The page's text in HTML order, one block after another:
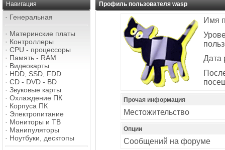
Навигация
· Генеральная
· Материнские платы
· Контроллеры
· CPU - процессоры
· Память - RAM
· Видеокарты
· HDD, SSD, FDD
· CD - DVD - BD
· Звуковые карты
· Охлаждение ПК
· Корпуса ПК
· Электропитание
· Мониторы и ТВ
· Манипуляторы
· Ноутбуки, десктопы
Профиль пользователя wasp
Имя
Дата
Прочая информация
Местожительство
Опции
Сообщений на форуме